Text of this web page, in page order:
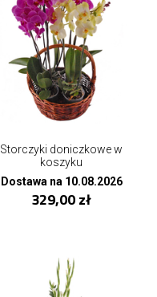
Storczyki doniczkowe w
koszyku
Dostawa na 10.08.2026
329,00 zł